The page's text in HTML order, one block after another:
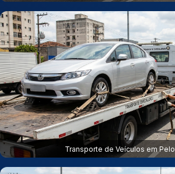
Transporte de Veículos em